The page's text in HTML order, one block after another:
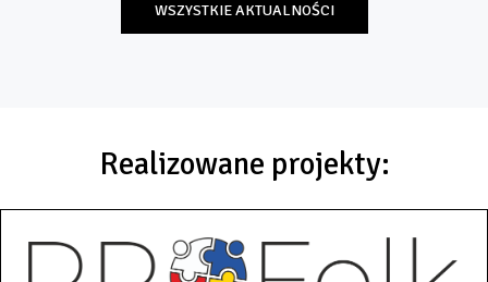
WSZYSTKIE AKTUALNOŚCI
Realizowane projekty: